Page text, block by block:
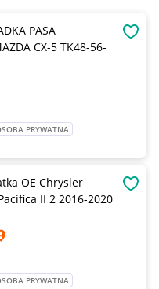
PASA
CX-5 TK48-56-
PRYWATNA
OE Chrysler
II 2 2016-2020
PRYWATNA